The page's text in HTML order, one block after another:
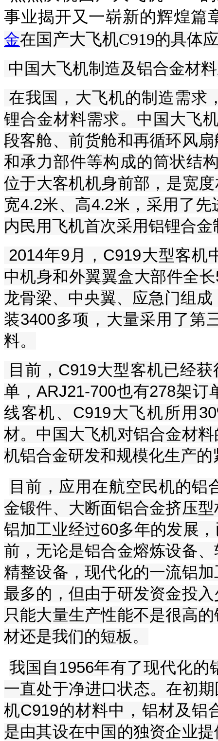
事业揭开又一崭新的辉煌篇
金在国产大飞机C919的具体
中国大飞机制造及铝合金材
在我国，大飞机的制造需求
锂合金材料需求。中国大飞
段客舱、前货舱和再循环风
和承力部件等构成的筒状结
位于大客机机身前部，是宽
宽4.2米、高4.2米，采用了
内民用飞机首次采用铝锂合
2014年9月，C919大型客机
中机身和外翼翼盒大部件全
龙骨梁、中央翼、应急门组
装3400多项，大量采用了第
料。
目前，C919大型客机已经
单，ARJ21-700也有278架订
线客机、C919大飞机所用
材。中国大飞机对铝合金材
机铝合金研发和规模化生产的
目前，应用在航空民机的铝
金锻件、大断面铝合金挤压
铝加工业经过60多年的发展
前，无论是铝合金熔炼设备
精整设备，现代化的一流铝
最多的，但由于研发资金投
只能大量生产性能不是很高
材还是我们的短板。
我国自1956年有了现代化
一直处于净进口状态。在初
机C919的材料中，铝材及铝
是由其设在中国的独资企业